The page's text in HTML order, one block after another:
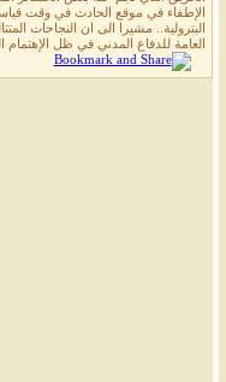
الإطفاء في موقع الحادث في وقت
البترولية.. مشيرا الى ان النجاحات
العامة للدفاع المدني في ظل الإهتمام